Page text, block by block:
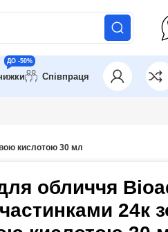
ДО -50%
Співпраця
кислотою 30 мл
обличчя
24к